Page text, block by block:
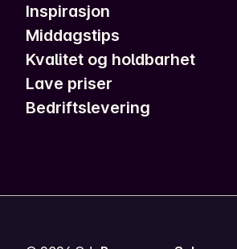
Inspirasjon
Middagstips
Kvalitet og holdbarhet
Lave priser
Bedriftslevering